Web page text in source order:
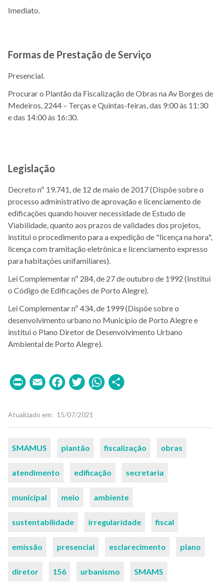
Imediato.
Formas de Prestação de Serviço
Presencial.
Procurar o Plantão da Fiscalização de Obras na Av Borges de
Medeiros, 2244 – Terças e Quintas-feiras, das 9:00 às 11:30
e das 14:00 às 16:30.
Legislação
Decreto nº 19.741, de 12 de maio de 2017 (Dispõe sobre o
processo administrativo de aprovação e licenciamento de
edificações quando houver necessidade de Estudo de
Viabilidade, quanto aos prazos de validades dos projetos,
institui o procedimento para a expedição de "licença na hora",
licença com tramitação eletrônica e licenciamento expresso
para habitações unifamiliares).
Lei Complementar nº 284, de 27 de outubro de 1992 (Institui
o Código de Edificações de Porto Alegre).
Lei Complementar nº 434, de 1999 (Dispõe sobre o
desenvolvimento urbano no Município de Porto Alegre e
institui o Plano Diretor de Desenvolvimento Urbano
Ambiental de Porto Alegre).
PrintEmailFacebook
TwitterWhatsApp
Atualizado em 15/07/2021
Palavras-
SMAMUS plantão fiscalização obras
atendimento edificação secretaria
municipal meio ambiente
sustentabilidade irregularidade fiscal
emissão presencial esclarecimento plano
diretor 156 urbanismo SMAMS